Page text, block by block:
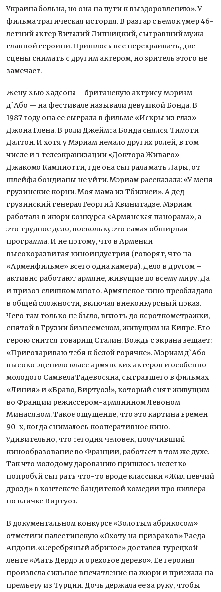
Украина больна, но она на пути к выздоровлению». У
фильма трагическая история. В разгар съемок умер 46-
летний актер Виталий Липницкий, сыгравший мужа
главной героини. Пришлось все перекраивать, две
сцены снимать с другим актером, но зритель этого не
замечает.
Жену Хью Хадсона – британскую актрису Мэриам
д`Або — на фестивале называли девушкой Бонда. В
1987 году она ее сыграла в фильме «Искры из глаз»
Джона Глена. В роли Джеймса Бонда снялся Тимоти
Далтон. И хотя у Мэриам немало других ролей, в том
числе и в телеэкранизации «Доктора Живаго»
Джакомо Кампиотти, где она сыграла мать Лары, от
шлейфа бондианы не уйти. Мэриам рассказала: «У меня
грузинские корни. Моя мама из Тбилиси». А дед –
грузинский генерал Георгий Квинитадзе. Мэриам
работала в жюри конкурса «Армянская панорама», а
это трудное дело, поскольку это самая обширная
программа. И не потому, что в Армении
высокоразвитая киноиндустрия (говорят, что на
«Арменфильме» всего одна камера). Дело в другом –
активно работают армяне, живущие по всему миру. Да
и призов слишком много. Армянское кино преобладало
в общей сложности, включая внеконкурсный показ.
Чего там только не было, вплоть до короткометражки,
снятой в Грузии бизнесменом, живущим на Кипре. Его
герою снится товарищ Сталин. Вождь с экрана вещает:
«Приговариваю тебя к белой горячке». Мэриам д`Або
высоко оценило класс армянских актеров и особенно
молодого Самвела Тадевосяна, сыгравшего в фильмах
«Линия» и «Браво, Виртуоз!», который снят живущим
во Франции режиссером-армянином Левоном
Минасяном. Такое ощущение, что это картина времен
90-х, когда снималось кооперативное кино.
Удивительно, что сегодня человек, получивший
кинообразование во Франции, работает в том же духе.
Так что молодому дарованию пришлось нелегко —
попробуй сыграть что-то вроде классики «Жил певчий
дрозд» в контексте бандитской комедии про киллера
по кличке Виртуоз.
В документальном конкурсе «Золотым абрикосом»
отметили палестинскую «Охоту на призраков» Раеда
Андони. «Серебряный абрикос» достался турецкой
ленте «Мать Дердо и ореховое дерево». Ее героиня
произвела сильное впечатление на жюри и приехала на
премьеру из Турции. Дочь держала ее за руку, чтобы